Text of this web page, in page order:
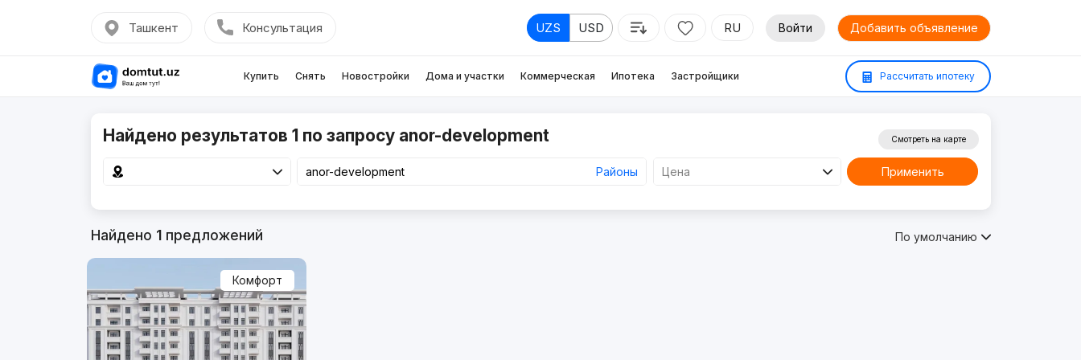
Ташкент Консультация UZS USD RU Войти Добавить объявление
Купить Снять Новостройки Дома и участки Коммерческая Ипотека Застройщики Рассчитать ипотеку
Найдено результатов 1 по запросу anor-development
Районы Цена
Смотреть на карте
Применить
Найдено 1предложений По умолчанию
Комфорт